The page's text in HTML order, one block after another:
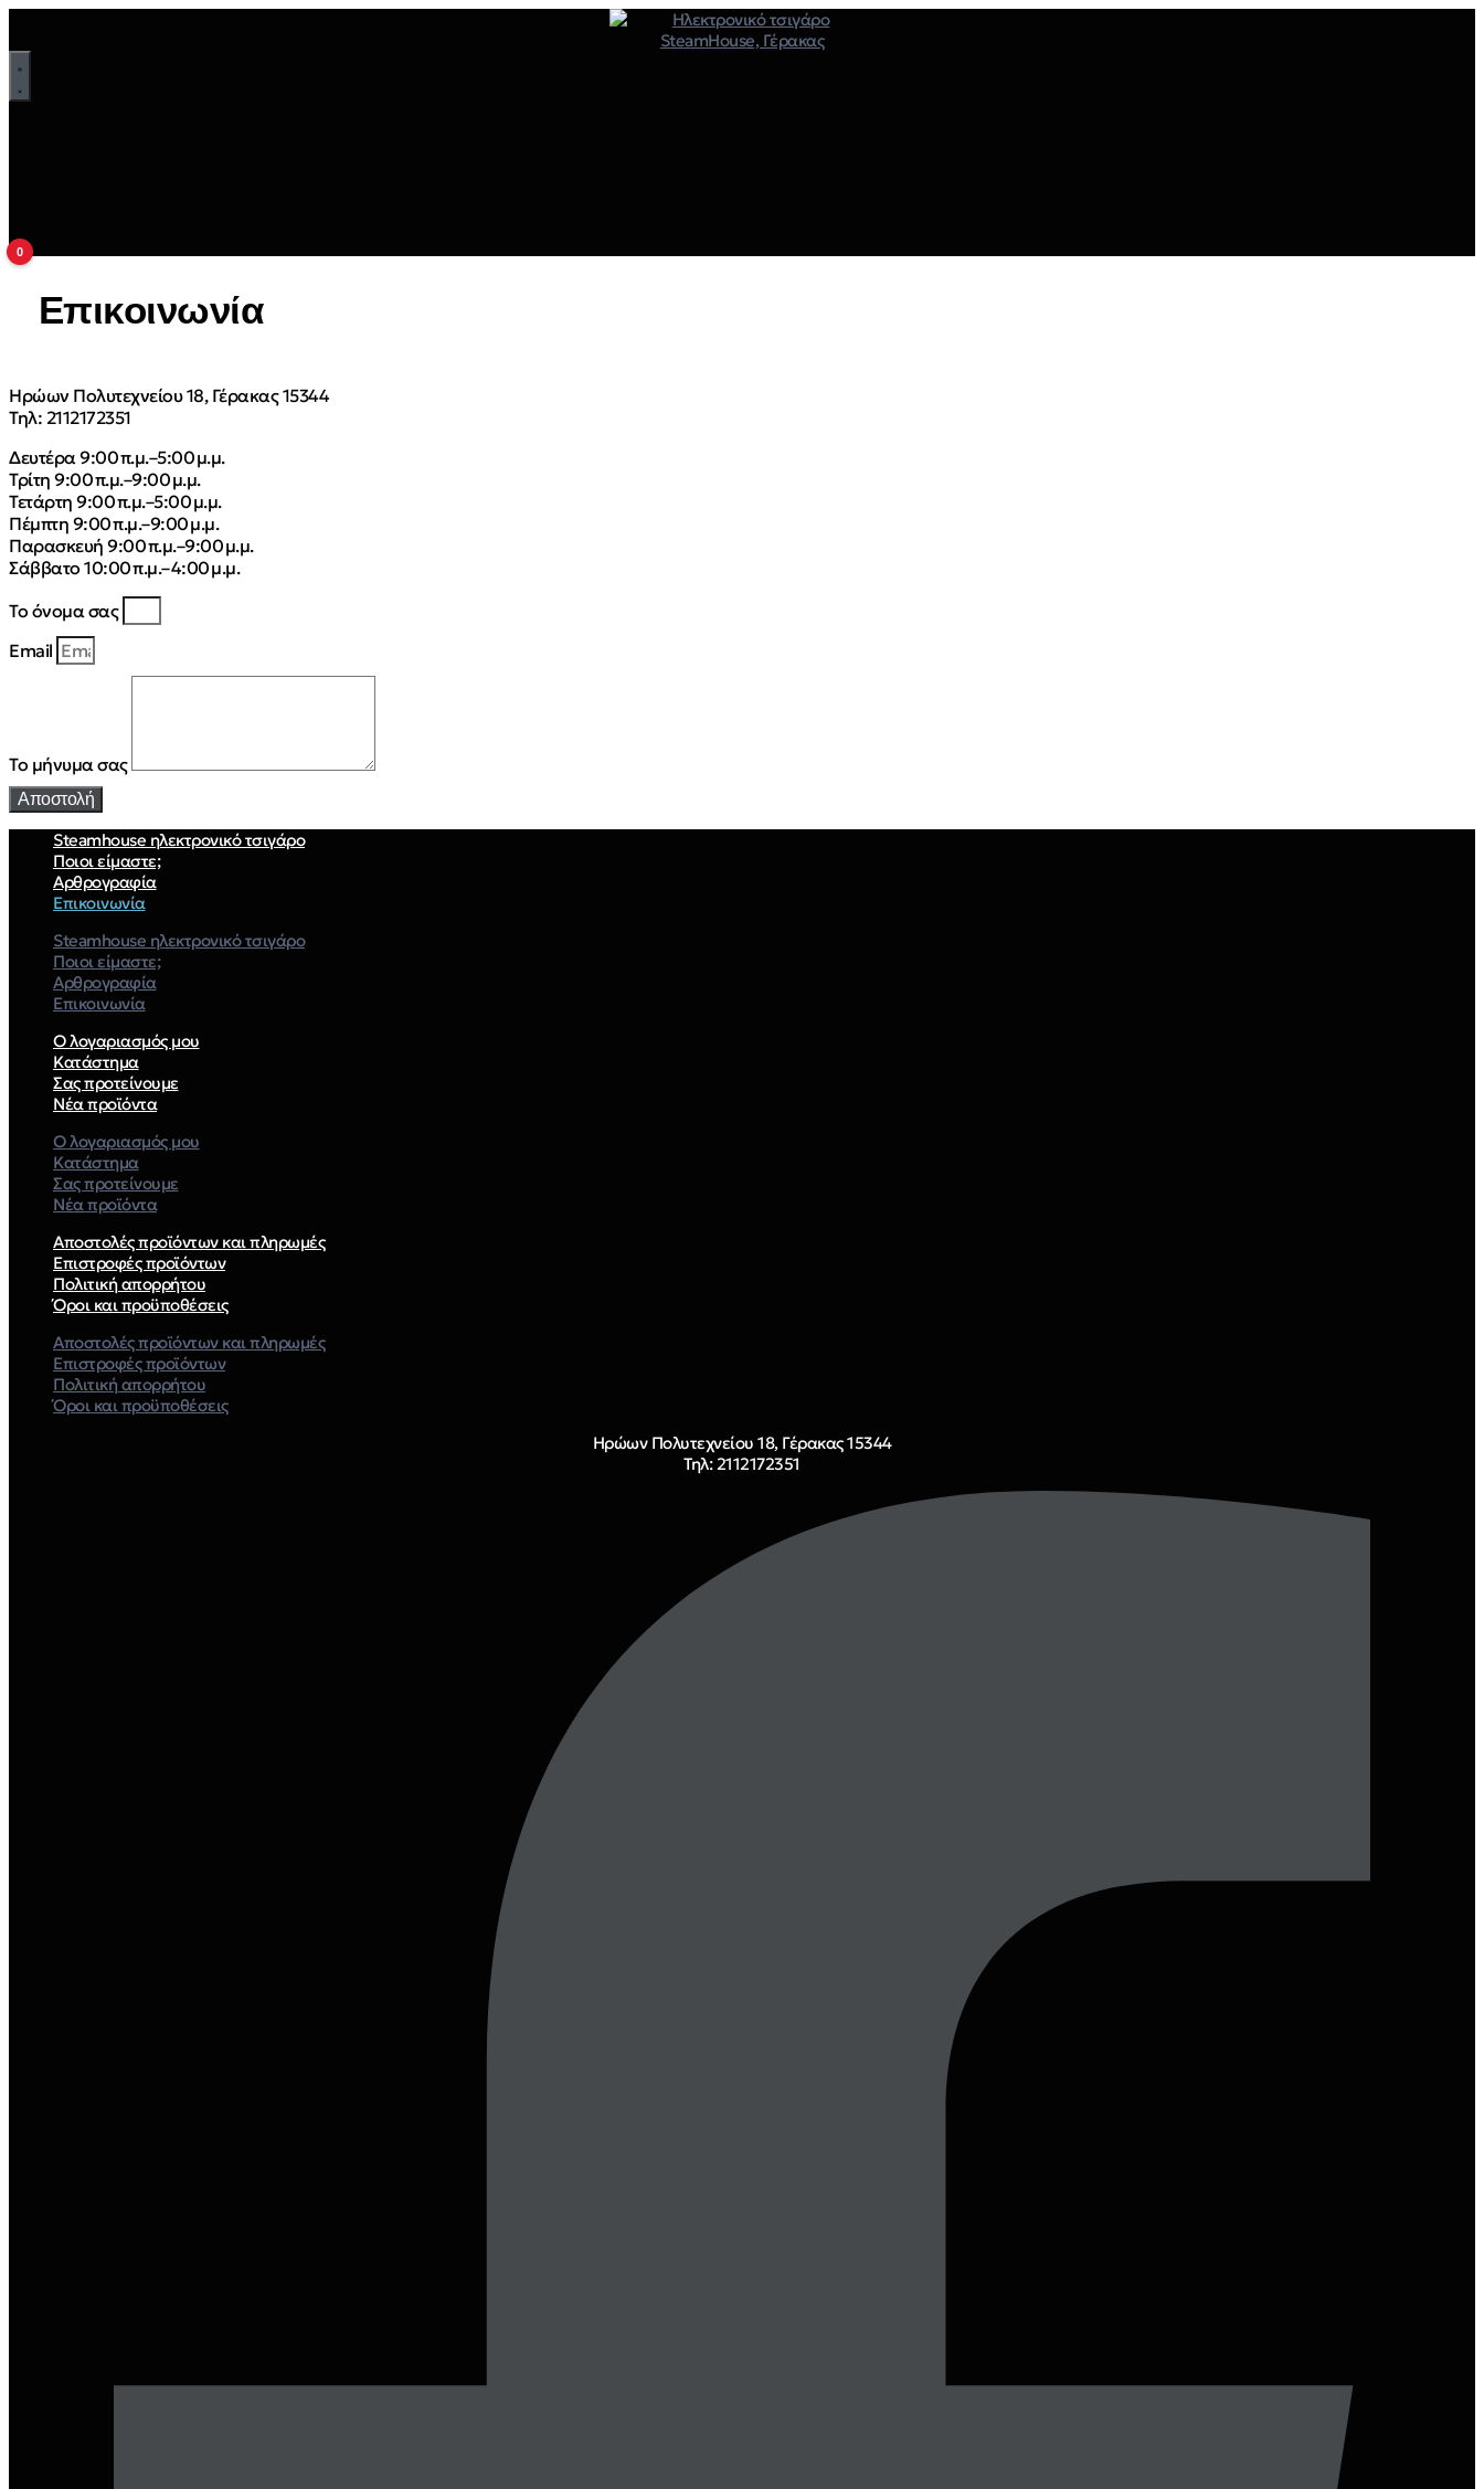
0
Επικοινωνία
Ηρώων Πολυτεχνείου 18, Γέρακας 15344
Τηλ: 2112172351
Δευτέρα 9:00 π.μ.–5:00 μ.μ.
Τρίτη 9:00 π.μ.–9:00 μ.μ.
Τετάρτη 9:00 π.μ.–5:00 μ.μ.
Πέμπτη 9:00 π.μ.–9:00 μ.μ.
Παρασκευή 9:00 π.μ.–9:00 μ.μ.
Σάββατο 10:00 π.μ.–4:00 μ.μ.
Το όνομα σας
Email
Το μήνυμα σας
Αποστολή
Steamhouse ηλεκτρονικό τσιγάρο
Ποιοι είμαστε;
Αρθρογραφία
Επικοινωνία
Steamhouse ηλεκτρονικό τσιγάρο
Ποιοι είμαστε;
Αρθρογραφία
Επικοινωνία
Ο λογαριασμός μου
Κατάστημα
Σας προτείνουμε
Νέα προϊόντα
Ο λογαριασμός μου
Κατάστημα
Σας προτείνουμε
Νέα προϊόντα
Αποστολές προϊόντων και πληρωμές
Επιστροφές προϊόντων
Πολιτική απορρήτου
Όροι και προϋποθέσεις
Αποστολές προϊόντων και πληρωμές
Επιστροφές προϊόντων
Πολιτική απορρήτου
Όροι και προϋποθέσεις
Ηρώων Πολυτεχνείου 18, Γέρακας 15344
Τηλ: 2112172351